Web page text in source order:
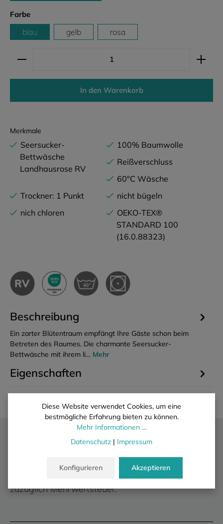
Farbeauswählen
blau gelb rosa
Produkt Anzahl: Gib den gewünschten Wert ein
In den Warenkorb
Merkmale
Seersucker-
Bettwäsche
Landhausrose RV
100% Baumwolle
Reißverschluss
60°C Wäsche
Trockner: 1 Punkt
nicht bügeln
nich chloren
OEKO-TEX®
STANDARD 100
(16.0.88323)
Beschreibung
Ein zarter Blütentraum empfängt Ihre Gäste schon beim
Betreten des Raumes. Die charmante Seersucker-
Bettwäsche mit ihrem li… Mehr
Eigenschaften
Es erfolgt kein Verkauf an private Verbraucher i.
S. d. § 13 BGB. Unsere Preise verstehen sich
zuzüglich Mehrwertsteuer.
Diese Website verwendet Cookies, um eine
bestmögliche Erfahrung bieten zu können.
Mehr Informationen ...
Datenschutz | Impressum
Konfigurieren Akzeptieren